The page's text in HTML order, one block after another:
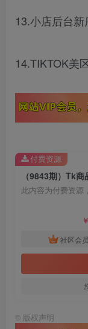
13.小店后台
14.TIKTOK美
此内容为付费资源
￥
社区会员
付费资源
© 版权声明